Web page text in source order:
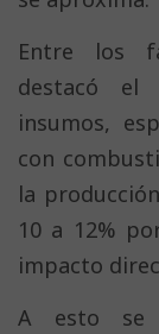
Entre los
destacó el
insumos,
con
la
10 a 12%
impacto
A esto se